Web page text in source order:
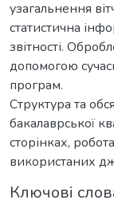
узагальнення
статистична
звітності.
допомогою
програм.
Структура та
бакалаврської
сторінках,
використаних
Ключові